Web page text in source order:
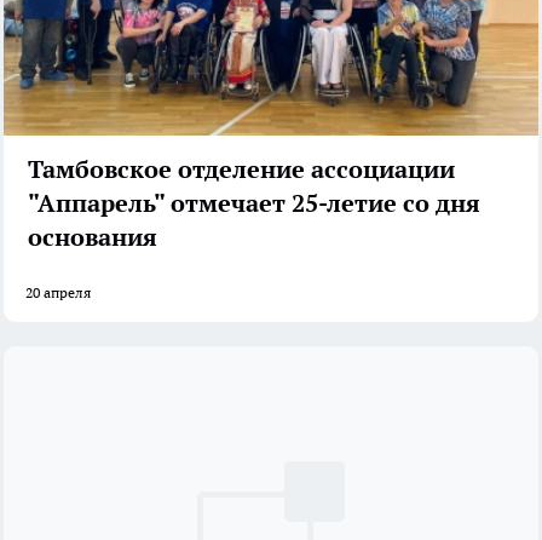
Тамбовское отделение ассоциации
"Аппарель" отмечает 25-летие со дня
основания
20 апреля